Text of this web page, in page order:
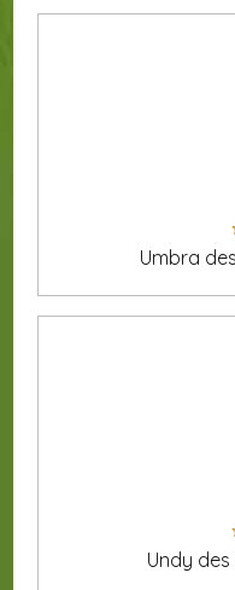
Umbra
Undy